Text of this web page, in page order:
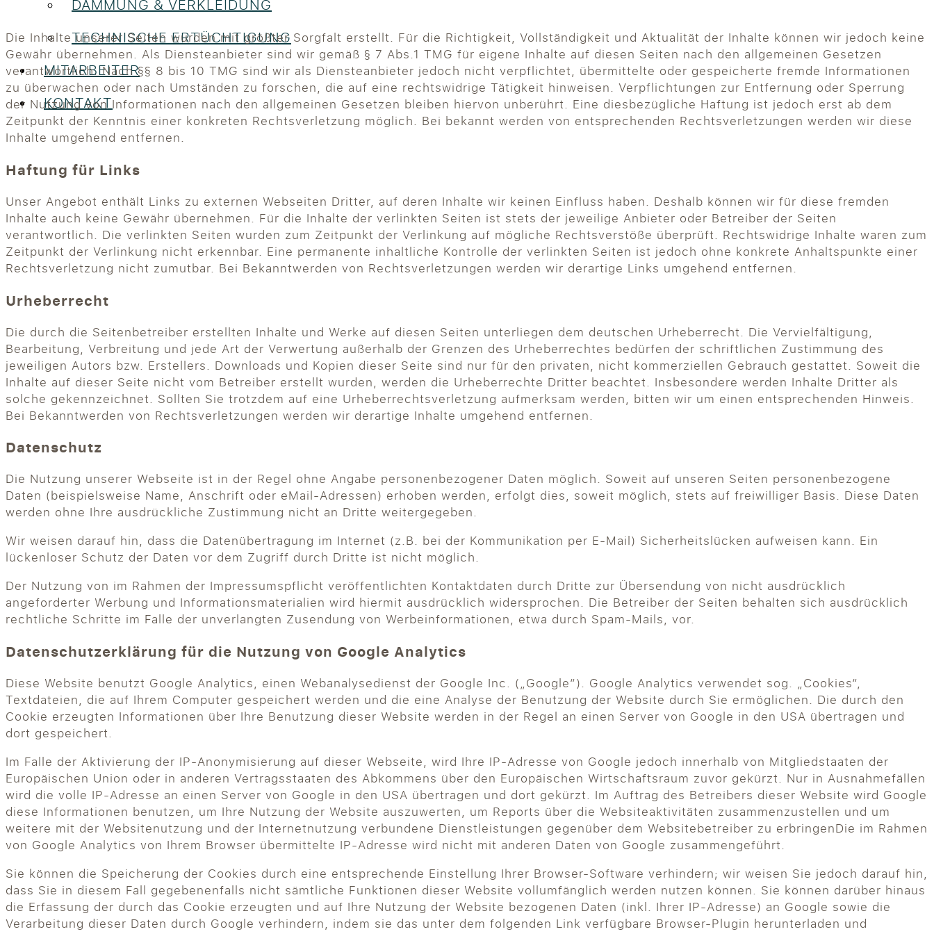
DÄMMUNG & VERKLEIDUNG
TECHNISCHE ERTÜCHTIGUNG
MITARBEITER
KONTAKT
Die Inhalte unserer Seiten wurden mit größter Sorgfalt erstellt. Für die Richtigkeit, Vollständigkeit und Aktualität der Inhalte können wir jedoch keine
Gewähr übernehmen. Als Diensteanbieter sind wir gemäß § 7 Abs.1 TMG für eigene Inhalte auf diesen Seiten nach den allgemeinen Gesetzen
verantwortlich. Nach §§ 8 bis 10 TMG sind wir als Diensteanbieter jedoch nicht verpflichtet, übermittelte oder gespeicherte fremde Informationen
zu überwachen oder nach Umständen zu forschen, die auf eine rechtswidrige Tätigkeit hinweisen. Verpflichtungen zur Entfernung oder Sperrung
der Nutzung von Informationen nach den allgemeinen Gesetzen bleiben hiervon unberührt. Eine diesbezügliche Haftung ist jedoch erst ab dem
Zeitpunkt der Kenntnis einer konkreten Rechtsverletzung möglich. Bei bekannt werden von entsprechenden Rechtsverletzungen werden wir diese
Inhalte umgehend entfernen.
Haftung für Links
Unser Angebot enthält Links zu externen Webseiten Dritter, auf deren Inhalte wir keinen Einfluss haben. Deshalb können wir für diese fremden
Inhalte auch keine Gewähr übernehmen. Für die Inhalte der verlinkten Seiten ist stets der jeweilige Anbieter oder Betreiber der Seiten
verantwortlich. Die verlinkten Seiten wurden zum Zeitpunkt der Verlinkung auf mögliche Rechtsverstöße überprüft. Rechtswidrige Inhalte waren zum
Zeitpunkt der Verlinkung nicht erkennbar. Eine permanente inhaltliche Kontrolle der verlinkten Seiten ist jedoch ohne konkrete Anhaltspunkte einer
Rechtsverletzung nicht zumutbar. Bei Bekanntwerden von Rechtsverletzungen werden wir derartige Links umgehend entfernen.
Urheberrecht
Die durch die Seitenbetreiber erstellten Inhalte und Werke auf diesen Seiten unterliegen dem deutschen Urheberrecht. Die Vervielfältigung,
Bearbeitung, Verbreitung und jede Art der Verwertung außerhalb der Grenzen des Urheberrechtes bedürfen der schriftlichen Zustimmung des
jeweiligen Autors bzw. Erstellers. Downloads und Kopien dieser Seite sind nur für den privaten, nicht kommerziellen Gebrauch gestattet. Soweit die
Inhalte auf dieser Seite nicht vom Betreiber erstellt wurden, werden die Urheberrechte Dritter beachtet. Insbesondere werden Inhalte Dritter als
solche gekennzeichnet. Sollten Sie trotzdem auf eine Urheberrechtsverletzung aufmerksam werden, bitten wir um einen entsprechenden Hinweis.
Bei Bekanntwerden von Rechtsverletzungen werden wir derartige Inhalte umgehend entfernen.
Datenschutz
Die Nutzung unserer Webseite ist in der Regel ohne Angabe personenbezogener Daten möglich. Soweit auf unseren Seiten personenbezogene
Daten (beispielsweise Name, Anschrift oder eMail-Adressen) erhoben werden, erfolgt dies, soweit möglich, stets auf freiwilliger Basis. Diese Daten
werden ohne Ihre ausdrückliche Zustimmung nicht an Dritte weitergegeben.
Wir weisen darauf hin, dass die Datenübertragung im Internet (z.B. bei der Kommunikation per E-Mail) Sicherheitslücken aufweisen kann. Ein
lückenloser Schutz der Daten vor dem Zugriff durch Dritte ist nicht möglich.
Der Nutzung von im Rahmen der Impressumspflicht veröffentlichten Kontaktdaten durch Dritte zur Übersendung von nicht ausdrücklich
angeforderter Werbung und Informationsmaterialien wird hiermit ausdrücklich widersprochen. Die Betreiber der Seiten behalten sich ausdrücklich
rechtliche Schritte im Falle der unverlangten Zusendung von Werbeinformationen, etwa durch Spam-Mails, vor.
Datenschutzerklärung für die Nutzung von Google Analytics
Diese Website benutzt Google Analytics, einen Webanalysedienst der Google Inc. („Google“). Google Analytics verwendet sog. „Cookies“,
Textdateien, die auf Ihrem Computer gespeichert werden und die eine Analyse der Benutzung der Website durch Sie ermöglichen. Die durch den
Cookie erzeugten Informationen über Ihre Benutzung dieser Website werden in der Regel an einen Server von Google in den USA übertragen und
dort gespeichert.
Im Falle der Aktivierung der IP-Anonymisierung auf dieser Webseite, wird Ihre IP-Adresse von Google jedoch innerhalb von Mitgliedstaaten der
Europäischen Union oder in anderen Vertragsstaaten des Abkommens über den Europäischen Wirtschaftsraum zuvor gekürzt. Nur in Ausnahmefällen
wird die volle IP-Adresse an einen Server von Google in den USA übertragen und dort gekürzt. Im Auftrag des Betreibers dieser Website wird Google
diese Informationen benutzen, um Ihre Nutzung der Website auszuwerten, um Reports über die Websiteaktivitäten zusammenzustellen und um
weitere mit der Websitenutzung und der Internetnutzung verbundene Dienstleistungen gegenüber dem Websitebetreiber zu erbringenDie im Rahmen
von Google Analytics von Ihrem Browser übermittelte IP-Adresse wird nicht mit anderen Daten von Google zusammengeführt.
Sie können die Speicherung der Cookies durch eine entsprechende Einstellung Ihrer Browser-Software verhindern; wir weisen Sie jedoch darauf hin,
dass Sie in diesem Fall gegebenenfalls nicht sämtliche Funktionen dieser Website vollumfänglich werden nutzen können. Sie können darüber hinaus
die Erfassung der durch das Cookie erzeugten und auf Ihre Nutzung der Website bezogenen Daten (inkl. Ihrer IP-Adresse) an Google sowie die
Verarbeitung dieser Daten durch Google verhindern, indem sie das unter dem folgenden Link verfügbare Browser-Plugin herunterladen und